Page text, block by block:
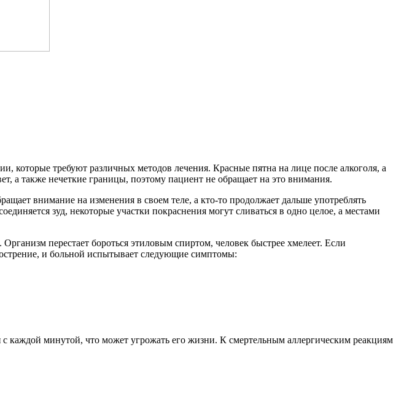
требуют различных методов лечения. Красные пятна на лице после алкоголя, а
а также нечеткие границы, поэтому пациент не обращает на это внимания.
внимание на изменения в своем теле, а кто-то продолжает дальше употреблять
зуд, некоторые участки покраснения могут сливаться в одно целое, а местами
перестает бороться этиловым спиртом, человек быстрее хмелеет. Если
и больной испытывает следующие симптомы:
с каждой минутой, что может угрожать его жизни. К смертельным аллергическим реакциям